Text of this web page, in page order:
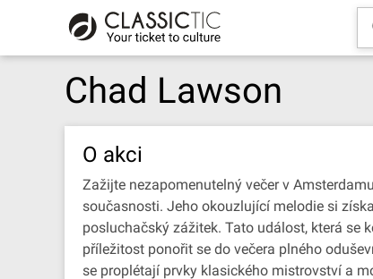
Chad Lawson
O akci
Zažijte nezapomenutelný večer v
současnosti. Jeho okouzlující melodie si
posluchačský zážitek. Tato událost, která se
příležitost ponořit se do večera plného
se proplétají prvky klasického mistrovství a